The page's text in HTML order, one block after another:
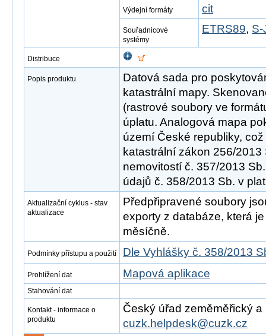
Výdejní formáty cit
Souřadnicové
systémy
ETRS89, S-
Distribuce
Popis produktu
Datová sada pro
katastrální mapy.
(rastrové soubory ve
úplatu. Analogová mapa
území České republiky,
katastrální zákon 256/
nemovitostí č. 357/2013
údajů č. 358/2013 Sb. v
Aktualizační cyklus - stav
aktualizace
Předpřipravené soubory
exporty z databáze, která
měsíčně.
Podmínky přístupu a použití Dle Vyhlášky č. 358/2013
Prohlížení dat Mapová aplikace
Stahování dat
Kontakt - informace o
produktu
Český úřad zeměměřický
cuzk.helpdesk@cuzk.cz